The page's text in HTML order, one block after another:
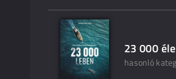
23 000
hasonló